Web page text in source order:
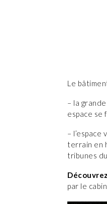
Le
– la
espace se
–
terrain en
tribunes
par le